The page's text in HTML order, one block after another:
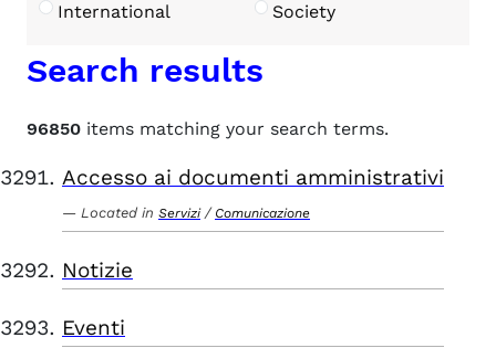
International
Society
Search results
96850 items matching your search terms.
Accesso ai documenti amministrativi
Located in Servizi / Comunicazione
Notizie
Eventi